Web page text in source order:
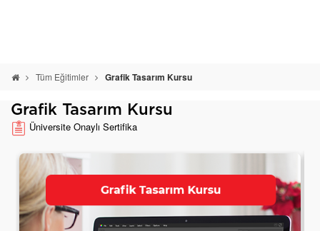
Tüm Eğitimler Grafik Tasarım Kursu
Grafik Tasarım Kursu
Üniversite Onaylı Sertifika